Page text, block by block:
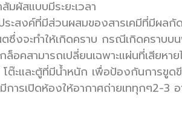
ผัสแบบมีระยะเวลา
ระสงค์ที่มีส่วนผสมของสารเคมีที่มีผล
ซึ่งจะทำให้เกิดคราบ กรณีเกิดคราบ
อคสามารถเปลี่ยนเฉพาะแผ่นที่เสียหา
ต๊ะและตู้ที่มีน้ำหนัก เพื่อป้องกันการขู
ารเปิดห้องให้อากาศถ่ายเททุกๆ2-3